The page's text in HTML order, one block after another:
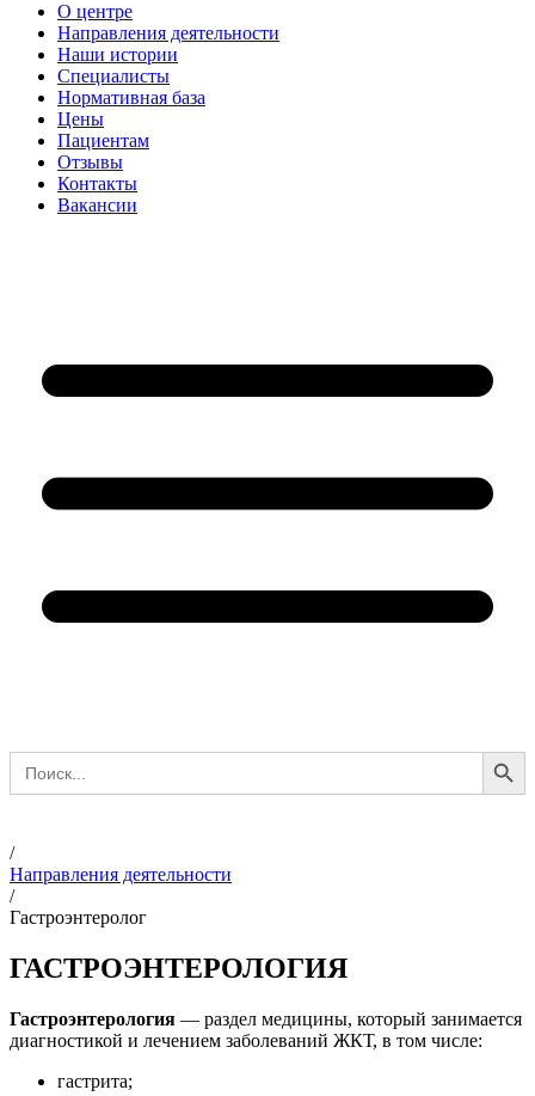
О центре
Направления деятельности
Наши истории
Специалисты
Нормативная база
Цены
Пациентам
Отзывы
Контакты
Вакансии
Search
for:
Search Button
/
Направления деятельности
/
Гастроэнтеролог
ГАСТРОЭНТЕРОЛОГИЯ
Гастроэнтерология — раздел медицины, который занимается
диагностикой и лечением заболеваний ЖКТ, в том числе:
гастрита;